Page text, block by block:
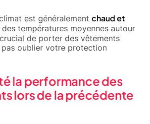
est généralement chaud et
températures moyennes autour
de porter des vêtements
pas oublier votre protection
la performance des
lors de la précédente